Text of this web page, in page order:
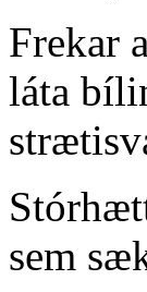
Frekar
láta
sem